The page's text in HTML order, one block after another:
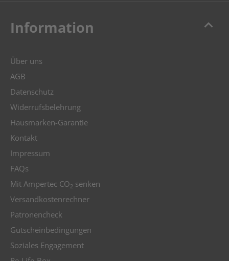
keyboard_arrow_up
Information
Über uns
AGB
Datenschutz
Widerrufsbelehrung
Hausmarken-Garantie
Kontakt
Impressum
FAQs
Mit Ampertec CO2 senken
Versandkostenrechner
Patronencheck
Gutscheinbedingungen
Soziales Engagement